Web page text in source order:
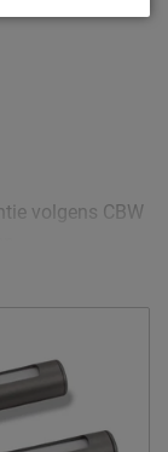
volgens CBW
5400 AS,